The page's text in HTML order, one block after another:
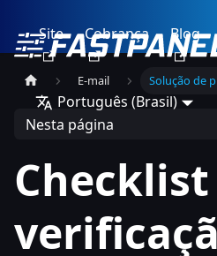
Site Cobrança Blog
Português (Brasil)
E-mail Solução de
Nesta página